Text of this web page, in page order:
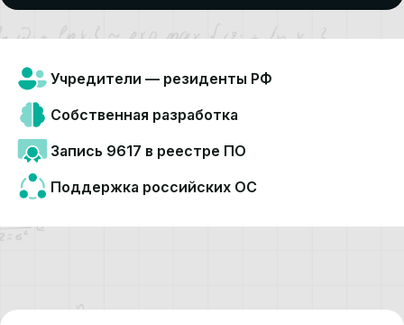
Учредители — резиденты РФ
Собственная разработка
Запись 9617 в реестре ПО
Поддержка российских ОС